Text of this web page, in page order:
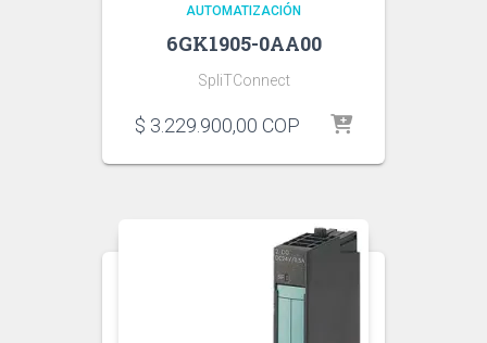
AUTOMATIZACIÓN
6GK1905-0AA00
SpliTConnect
$ 3.229.900,00 COP